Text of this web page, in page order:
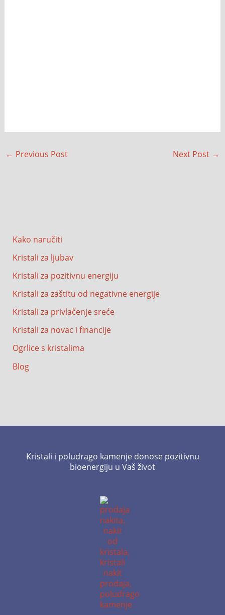
← Previous Post Next Post →
Kako naručiti
Kristali za ljubav
Kristali za pozitivnu energiju
Kristali za zaštitu od negativne energije
Kristali za privlačenje sreće
Kristali za novac i financije
Ogrlice s kristalima
Blog
Kristali i poludrago kamenje donose pozitivnu
bioenergiju u Vaš život